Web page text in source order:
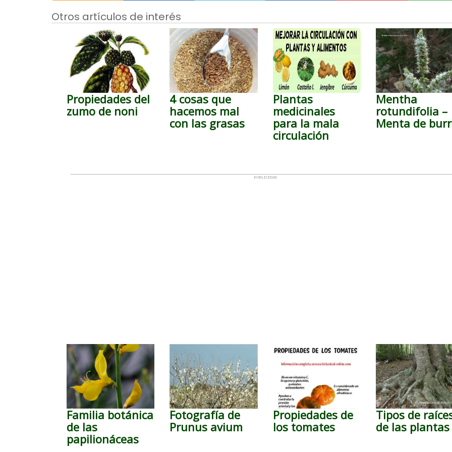
Otros artículos de interés
Propiedades del
zumo de noni
4 cosas que
hacemos mal
con las grasas
Plantas
medicinales
para la mala
circulación
Mentha
rotundifolia –
Menta de
Familia botánica
de las
papilionáceas
Fotografía de
Prunus avium
Propiedades de
los tomates
Tipos de
de las plantas